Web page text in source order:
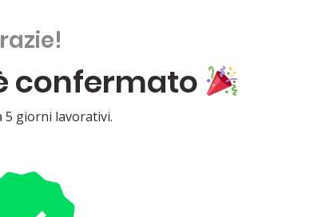
confermato
5 giorni lavorativi.